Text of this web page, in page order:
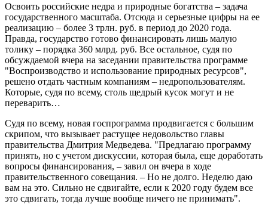
Освоить российские недра и природные богатства – задача
государственного масштаба. Отсюда и серьезные цифры на ее
реализацию – более 3 трлн. руб. в период до 2020 года.
Правда, государство готово финансировать лишь малую
толику – порядка 360 млрд. руб. Все остальное, судя по
обсуждаемой вчера на заседании правительства программе
"Воспроизводство и использование природных ресурсов",
решено отдать частным компаниям – недропользователям.
Которые, судя по всему, столь щедрый кусок могут и не
переварить…
Судя по всему, новая госпрограмма продвигается с большим
скрипом, что вызывает растущее недовольство главы
правительства Дмитрия Медведева. "Предлагаю программу
принять, но с учетом дискуссии, которая была, еще доработать
вопросы финансирования, – завил он вчера в ходе
правительственного совещания. – Но не долго. Неделю даю
вам на это. Сильно не сдвигайте, если к 2020 году будем все
это сдвигать, тогда лучше вообще ничего не принимать".